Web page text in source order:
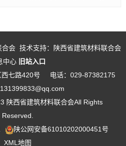
会 技术支持：陕西省建筑材料联合会
中心
旧站入口
七路420号
电话：029-87382175
陕西省建筑材料联合会All Rights
Reserved.
陕公网安备61010202000451号
XML地图